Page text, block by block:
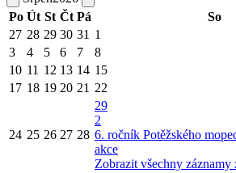
Po Út St Čt Pá So
27 28 29 30 31 1
3
4 5 6 7 8
10 11 12 13 14 15
17 18 19 20 21 22
24 25 26 27 28
29
2
6. ročník Potěžského
akce
Zobrazit všechny záznamy